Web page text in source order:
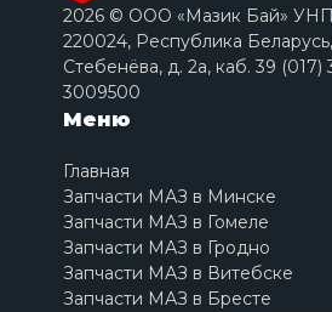
2026 © ООО «Мазик Бай» УНП
220024, Республика
Стебенёва, д. 2a, каб. 39
3009500
Меню
Главная
Запчасти МАЗ в Минске
Запчасти МАЗ в Гомеле
Запчасти МАЗ в Гродно
Запчасти МАЗ в Витебске
Запчасти МАЗ в Бресте